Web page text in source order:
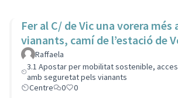
Fer al C/ de Vic una vorera més
vianants, camí de l’estació de
Raffaela
3.1 Apostar per mobilitat sostenible,
amb seguretat pels vianants
Centre
0 0